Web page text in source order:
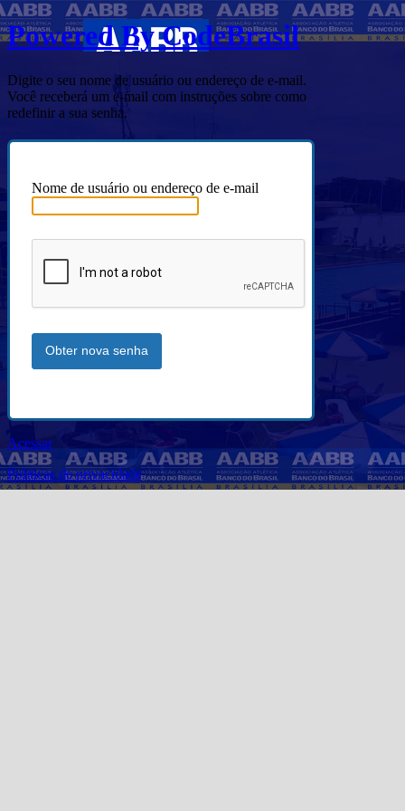
Powered By CodeBrasil
Digite o seu nome de usuário ou endereço de e-mail.
Você receberá um e-mail com instruções sobre como
redefinir a sua senha.
Nome de usuário ou endereço de e-mail
Acessar
Politicas de privacidade